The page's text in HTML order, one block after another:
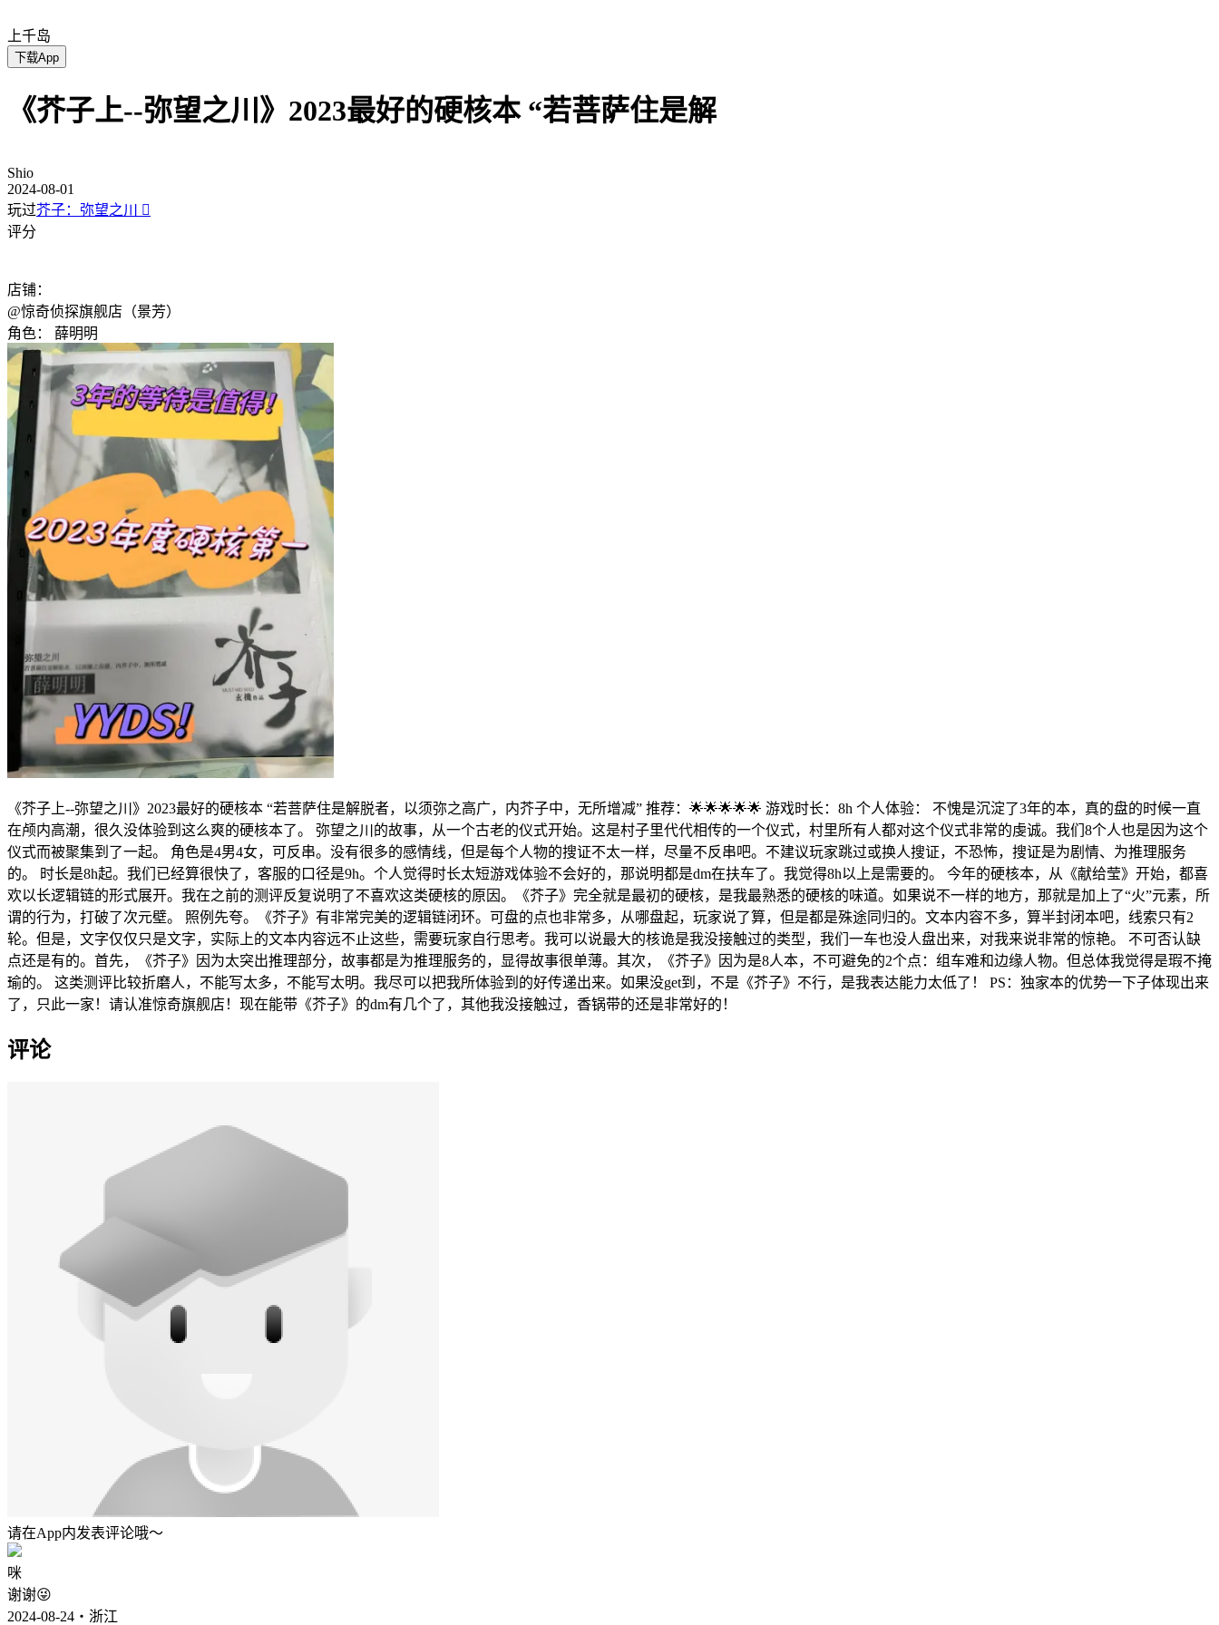
上千岛
下载App
《芥子上--弥望之川》2023最好的硬核本 “若菩萨住是解
Shio
2024-08-01
玩过芥子：弥望之川

评分
店铺：
@惊奇侦探旗舰店（景芳）
角色： 薛明明
《芥子上--弥望之川》2023最好的硬核本 “若菩萨住是解脱者，以须弥之高广，内芥子中，无所增减” 推荐：🌟🌟🌟🌟🌟 游戏时长：8h 个人体验： 不愧是沉淀了3年的本，真的盘的时候一直
在颅内高潮，很久没体验到这么爽的硬核本了。 弥望之川的故事，从一个古老的仪式开始。这是村子里代代相传的一个仪式，村里所有人都对这个仪式非常的虔诚。我们8个人也是因为这个
仪式而被聚集到了一起。 角色是4男4女，可反串。没有很多的感情线，但是每个人物的搜证不太一样，尽量不反串吧。不建议玩家跳过或换人搜证，不恐怖，搜证是为剧情、为推理服务
的。 时长是8h起。我们已经算很快了，客服的口径是9h。个人觉得时长太短游戏体验不会好的，那说明都是dm在扶车了。我觉得8h以上是需要的。 今年的硬核本，从《献给莹》开始，都喜
欢以长逻辑链的形式展开。我在之前的测评反复说明了不喜欢这类硬核的原因。《芥子》完全就是最初的硬核，是我最熟悉的硬核的味道。如果说不一样的地方，那就是加上了“火”元素，所
谓的行为，打破了次元壁。 照例先夸。《芥子》有非常完美的逻辑链闭环。可盘的点也非常多，从哪盘起，玩家说了算，但是都是殊途同归的。文本内容不多，算半封闭本吧，线索只有2
轮。但是，文字仅仅只是文字，实际上的文本内容远不止这些，需要玩家自行思考。我可以说最大的核诡是我没接触过的类型，我们一车也没人盘出来，对我来说非常的惊艳。 不可否认缺
点还是有的。首先，《芥子》因为太突出推理部分，故事都是为推理服务的，显得故事很单薄。其次，《芥子》因为是8人本，不可避免的2个点：组车难和边缘人物。但总体我觉得是瑕不掩
瑜的。 这类测评比较折磨人，不能写太多，不能写太明。我尽可以把我所体验到的好传递出来。如果没get到，不是《芥子》不行，是我表达能力太低了！ PS：独家本的优势一下子体现出来
了，只此一家！请认准惊奇旗舰店！现在能带《芥子》的dm有几个了，其他我没接触过，香锅带的还是非常好的！
评论
请在App内发表评论哦～
咪
谢谢😜
2024-08-24・浙江